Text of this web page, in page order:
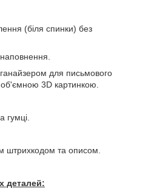
(біля спинки) без
для письмового
3D картинкою.
гумці.
штрихкодом та описом.
деталей: